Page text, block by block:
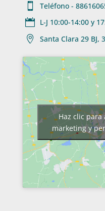

Teléfono -
 L-J 10:00-14:00 y

Santa Clara 29 BJ,
Haz clic para
marketing y